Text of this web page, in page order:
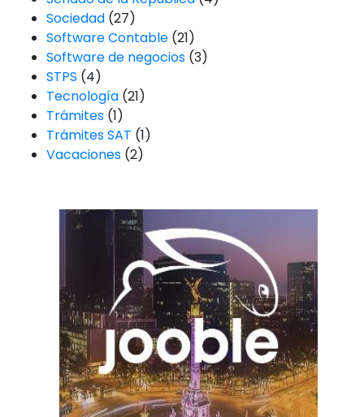
Sociedad(27)
Software Contable(21)
Software de negocios(3)
STPS (4)
Tecnología(21)
Trámites(1)
Trámites SAT (1)
Vacaciones(2)